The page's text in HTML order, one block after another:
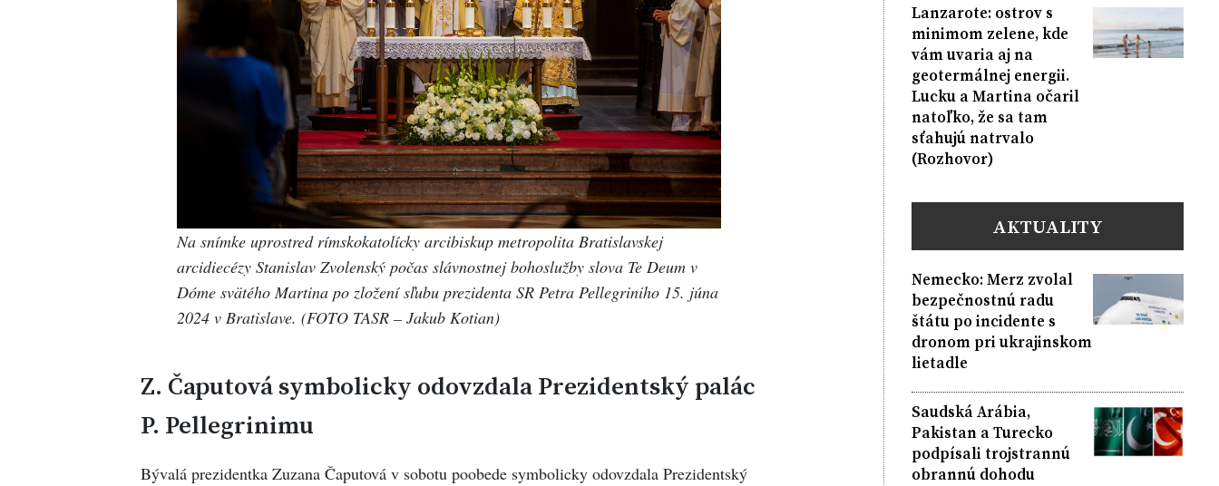
Na snímke uprostred rímskokatolícky arcibiskup metropolita Bratislavskej
arcidiecézy Stanislav Zvolenský počas slávnostnej bohoslužby slova Te Deum v
Dóme svätého Martina po zložení sľubu prezidenta SR Petra Pellegriniho 15. júna
2024 v Bratislave. (FOTO TASR – Jakub Kotian)
Z. Čaputová symbolicky odovzdala Prezidentský palác
P. Pellegrinimu
Bývalá prezidentka Zuzana Čaputová v sobotu poobede symbolicky odovzdala Prezidentský
Lanzarote: ostrov s
minimom zelene, kde
vám uvaria aj na
geotermálnej energii.
Lucku a Martina očaril
natoľko, že sa tam
sťahujú natrvalo
(Rozhovor)
AKTUALITY
Nemecko: Merz zvolal
bezpečnostnú radu
štátu po incidente s
dronom pri ukrajinskom
lietadle
Saudská Arábia,
Pakistan a Turecko
podpísali trojstrannú
obrannú dohodu